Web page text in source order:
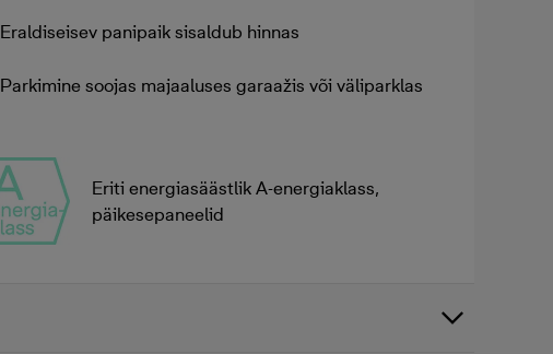
Eraldiseisev panipaik sisaldub hinnas
Parkimine soojas majaaluses garaažis või väliparklas
Eriti energiasäästlik A-energiaklass,
päikesepaneelid